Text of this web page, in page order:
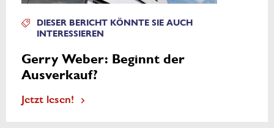
DIESER BERICHT KÖNNTE SIE AUCH
INTERESSIEREN
Gerry Weber: Beginnt der
Ausverkauf?
Jetzt lesen!